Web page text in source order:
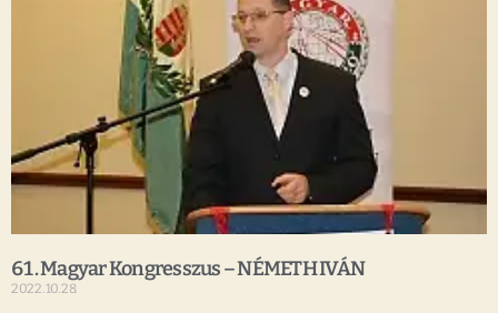
61. Magyar Kongresszus – NÉMETH IVÁN
2022.10.28.